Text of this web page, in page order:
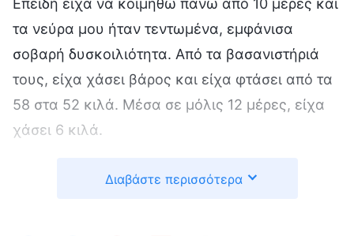
τα νεύρα μου ήταν τεντωμένα, εμφάνισα
σοβαρή δυσκοιλιότητα. Από τα βασανιστήριά
τους, είχα χάσει βάρος και είχα φτάσει από τα
58 στα 52 κιλά. Μέσα σε μόλις 12 μέρες, είχα
χάσει 6 κιλά.
Την δέκατη τρίτη μέρα, η αστυνομία με οδήγησε
Διαβάστε περισσότερα